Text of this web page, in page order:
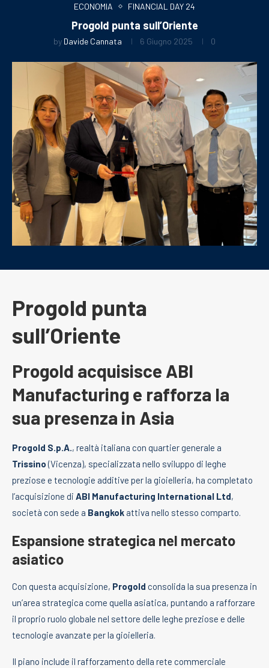
ECONOMIA FINANCIAL DAY 24
Progold punta sull’Oriente
by Davide Cannata 6 Giugno 2025 0
Progold punta
sull’Oriente
Progold acquisisce ABI
Manufacturing e rafforza la
sua presenza in Asia
Progold S.p.A., realtà italiana con quartier generale a
Trissino(Vicenza), specializzata nello sviluppo di leghe
preziose e tecnologie additive per la gioielleria, ha completato
l’acquisizione di ABI Manufacturing International Ltd,
società con sede a Bangkok attiva nello stesso comparto.
Espansione strategica nel mercato
asiatico
Con questa acquisizione, Progold consolida la sua presenza in
un’area strategica come quella asiatica, puntando a rafforzare
il proprio ruolo globale nel settore delle leghe preziose e delle
tecnologie avanzate per la gioielleria.
Il piano include il rafforzamento della rete commerciale